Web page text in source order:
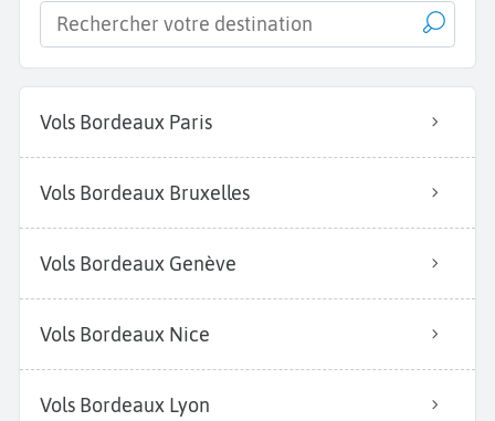
Vols Bordeaux Paris
Vols Bordeaux Bruxelles
Vols Bordeaux Genève
Vols Bordeaux Nice
Vols Bordeaux Lyon